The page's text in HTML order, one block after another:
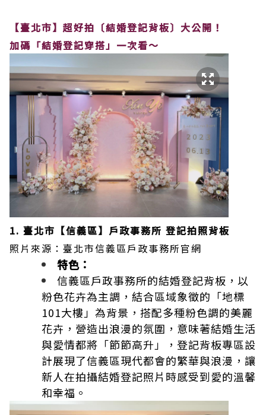
【臺北市】超好拍〔結婚登記背板〕大公開！
加碼「結婚登記穿搭」一次看～
1. 臺北市【信義區】戶政事務所 登記拍照背板
照片來源：臺北市信義區戶政事務所官網
特色：
信義區戶政事務所的結婚登記背板，以
粉色花卉為主調，結合區域象徵的「地標
101大樓」為背景，搭配多種粉色調的美麗
花卉，營造出浪漫的氛圍，意味著結婚生活
與愛情都將「節節高升」，登記背板專區設
計展現了信義區現代都會的繁華與浪漫，讓
新人在拍攝結婚登記照片時感受到愛的溫馨
和幸福。